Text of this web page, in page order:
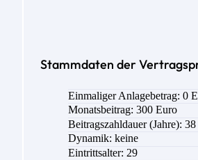
Stammdaten der
Einmaliger Anlagebetrag: 0
Monatsbeitrag: 300Euro
Beitragszahldauer (Jahre): 38
Dynamik: keine
Eintrittsalter: 29